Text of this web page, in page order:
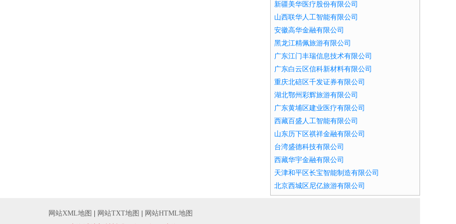
新疆美华医疗股份有限公司
山西联华人工智能有限公司
安徽高华金融有限公司
黑龙江精佩旅游有限公司
广东江门丰瑞信息技术有限公司
广东白云区信科新材料有限公司
重庆北碚区千发证券有限公司
湖北鄂州彩辉旅游有限公司
广东黄埔区建业医疗有限公司
西藏百盛人工智能有限公司
山东历下区祺祥金融有限公司
台湾盛德科技有限公司
西藏华宇金融有限公司
天津和平区长宝智能制造有限公司
北京西城区尼亿旅游有限公司
网站XML地图 网站TXT地图
网站HTML地图